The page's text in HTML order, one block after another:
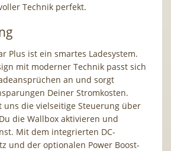
Technik perfekt.
Plus ist ein smartes Ladesystem.
mit moderner Technik passt sich
an und sorgt
Deiner Stromkosten.
uns die vielseitige Steuerung über
die Wallbox aktivieren und
Mit dem integrierten DC-
und der optionalen Power Boost-